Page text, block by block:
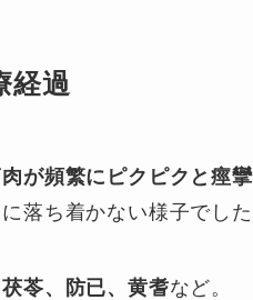
経過
が頻繁にピクピクと痙
落ち着かない様子でした
苓、防已、黄耆など。